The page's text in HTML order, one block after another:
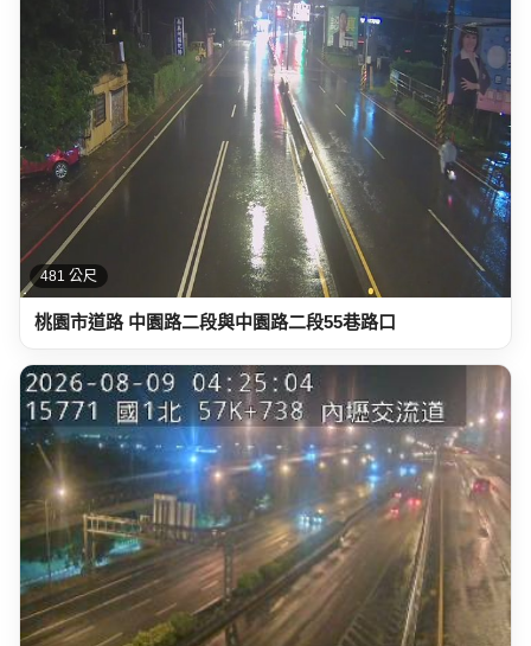
481 公尺
桃園市道路 中園路二段與中園路二段55巷路口